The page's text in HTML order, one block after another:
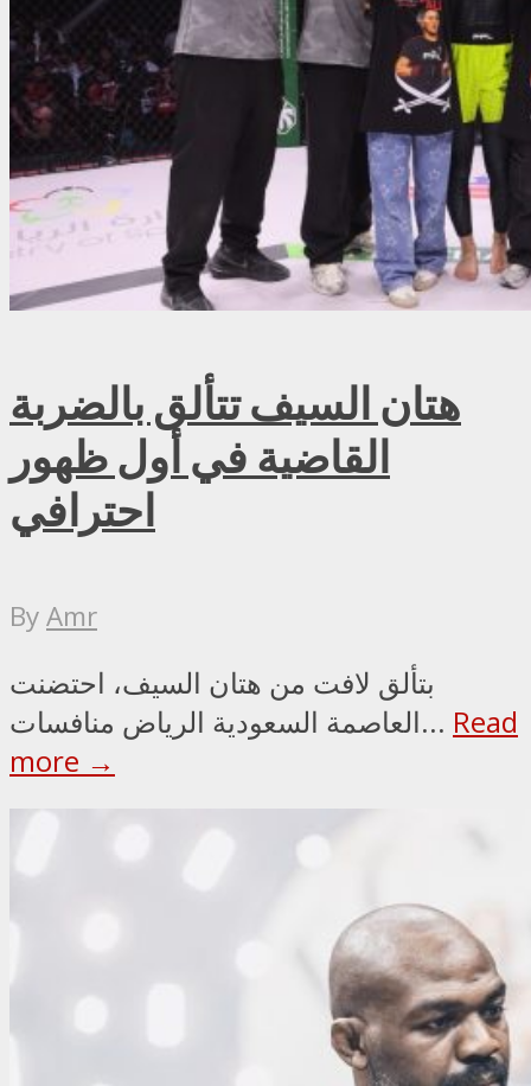
هتان السيف تتألق بالضربة
القاضية في أول ظهور
احترافي
ByAmr
بتألق لافت من هتان السيف، احتضنت
العاصمة السعودية الرياض منافسات... Read
more →